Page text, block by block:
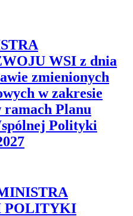
WSI z dnia
zmienionych
w zakresie
ramach Planu
Polityki
POLITYKI